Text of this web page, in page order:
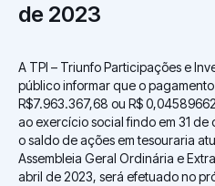
de 2023
A TPI – Triunfo Participações e
público informar que o
R$7.963.367,68 ou R$
ao exercício social findo em 31
o saldo de ações em tesouraria
Assembleia Geral Ordinária e
abril de 2023, será efetuado no